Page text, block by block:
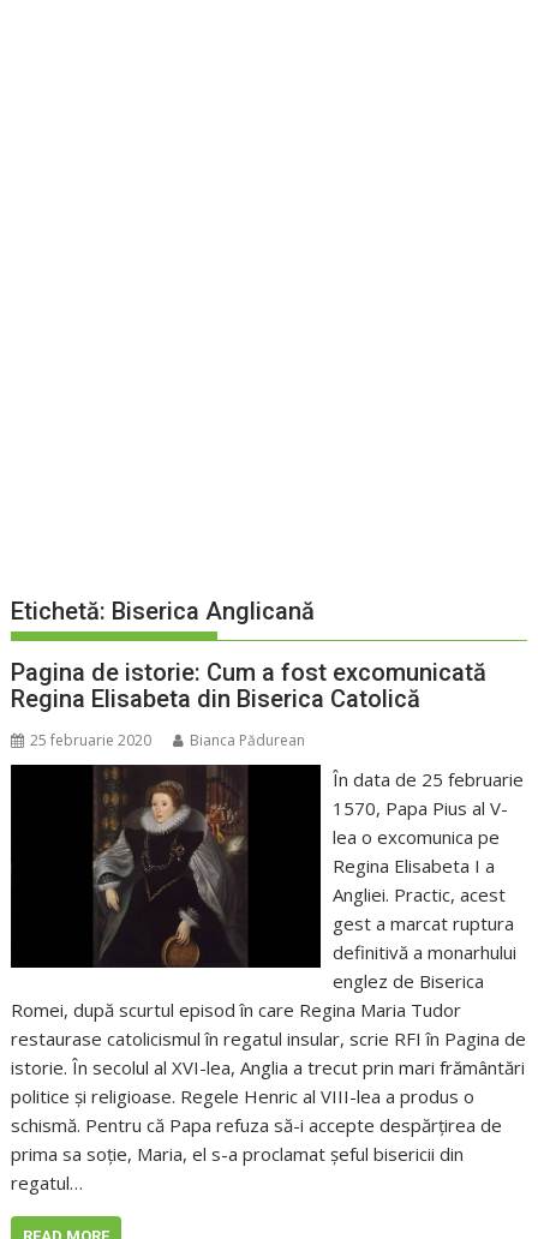
Etichetă: Biserica Anglicană
Pagina de istorie: Cum a fost excomunicată
Regina Elisabeta din Biserica Catolică
25 februarie 2020 Bianca Pădurean
În data de 25 februarie
1570, Papa Pius al V-
lea o excomunica pe
Regina Elisabeta I a
Angliei. Practic, acest
gest a marcat ruptura
definitivă a monarhului
englez de Biserica
Romei, după scurtul episod în care Regina Maria Tudor
restaurase catolicismul în regatul insular, scrie RFI în Pagina de
istorie. În secolul al XVI-lea, Anglia a trecut prin mari frământări
politice și religioase. Regele Henric al VIII-lea a produs o
schismă. Pentru că Papa refuza să-i accepte despărțirea de
prima sa soție, Maria, el s-a proclamat șeful bisericii din
regatul…